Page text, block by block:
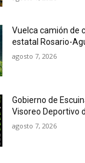
Vuelca camión de
estatal Rosario-
agosto 7, 2026
Gobierno de
Visoreo Deportivo
agosto 7, 2026